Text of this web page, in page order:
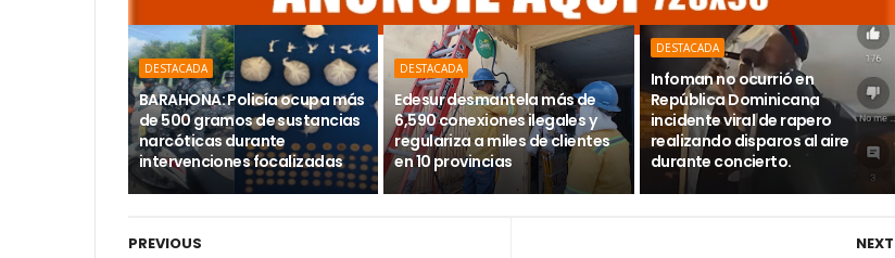
DESTACADA
BARAHONA: Policía ocupa más
de 500 gramos de sustancias
narcóticas durante
intervenciones focalizadas
DESTACADA
Edesur desmantela más de
6,590 conexiones ilegales y
regulariza a miles de clientes
en 10 provincias
DESTACADA
Infoman no ocurrió en
República Dominicana
incidente viral de rapero
realizando disparos al aire
durante concierto.
NEXT
PREVIOUS